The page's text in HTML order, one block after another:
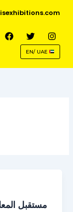
F
a
T
w
i
t
I
n
s
t
EN/ UAE
مستقبل